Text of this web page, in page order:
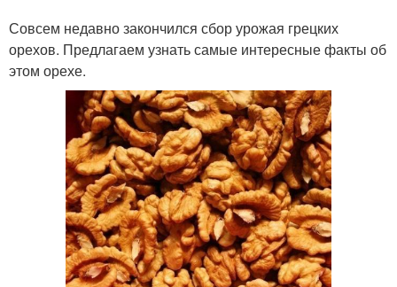
Совсем недавно закончился сбор урожая грецких
орехов. Предлагаем узнать самые интересные факты об
этом орехе.